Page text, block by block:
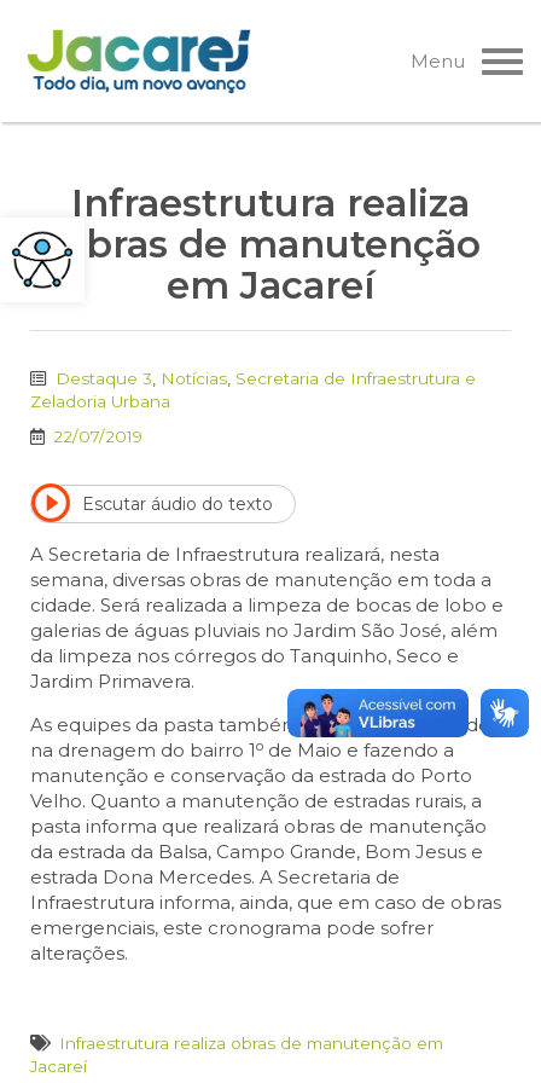
Pular
para
o
Menu
Infraestrutura realiza
obras de manutenção
em Jacareí
Destaque 3 Notícias Secretaria de Infraestrutura e
Zeladoria Urbana
22/07/2019
Escutar áudio do texto
A Secretaria de Infraestrutura realizará, nesta
semana, diversas obras de manutenção em toda a
cidade. Será realizada a limpeza de bocas de lobo e
galerias de águas pluviais no Jardim São José, além
da limpeza nos córregos do Tanquinho, Seco e
Jardim Primavera.
As equipes da pasta também estarão trabalhando
na drenagem do bairro 1o de Maio e fazendo a
manutenção e conservação da estrada do Porto
Velho. Quanto a manutenção de estradas rurais, a
pasta informa que realizará obras de manutenção
da estrada da Balsa, Campo Grande, Bom Jesus e
estrada Dona Mercedes. A Secretaria de
Infraestrutura informa, ainda, que em caso de obras
emergenciais, este cronograma pode sofrer
alterações.
Infraestrutura realiza obras de manutenção em
Jacareí